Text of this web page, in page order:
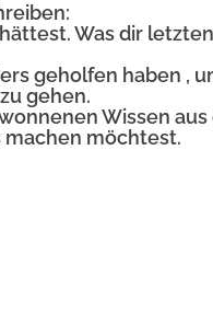
Was dir
geholfen haben ,
gehen.
Wissen
machen möchtest.